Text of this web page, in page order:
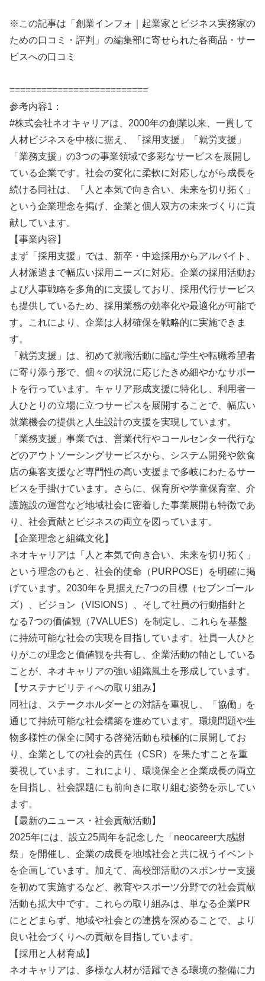
※この記事は「創業インフォ｜起業家とビジネス実務家の
ための口コミ・評判」の編集部に寄せられた各商品・サー
ビスへの口コミ
==========================
参考内容1：
#株式会社ネオキャリアは、2000年の創業以来、一貫して
人材ビジネスを中核に据え、「採用支援」「就労支援」
「業務支援」の3つの事業領域で多彩なサービスを展開し
ている企業です。社会の変化に柔軟に対応しながら成長を
続ける同社は、「人と本気で向き合い、未来を切り拓く」
という企業理念を掲げ、企業と個人双方の未来づくりに貢
献しています。
【事業内容】
まず「採用支援」では、新卒・中途採用からアルバイト、
人材派遣まで幅広い採用ニーズに対応。企業の採用活動お
よび人事戦略を多角的に支援しており、採用代行サービス
も提供しているため、採用業務の効率化や最適化が可能で
す。これにより、企業は人材確保を戦略的に実施できま
す。
「就労支援」は、初めて就職活動に臨む学生や転職希望者
に寄り添う形で、個々の状況に応じたきめ細やかなサポー
トを行っています。キャリア形成支援に特化し、利用者一
人ひとりの立場に立つサービスを展開することで、幅広い
就業機会の提供と人生設計の支援を実現しています。
「業務支援」事業では、営業代行やコールセンター代行な
どのアウトソーシングサービスから、システム開発や飲食
店の集客支援など専門性の高い支援まで多岐にわたるサー
ビスを手掛けています。さらに、保育所や学童保育室、介
護施設の運営など地域社会に密着した事業展開も特徴であ
り、社会貢献とビジネスの両立を図っています。
【企業理念と組織文化】
ネオキャリアは「人と本気で向き合い、未来を切り拓く」
という理念のもと、社会的使命（PURPOSE）を明確に掲
げています。2030年を見据えた7つの目標（セブンゴール
ズ）、ビジョン（VISIONS）、そして社員の行動指針と
なる7つの価値観（7VALUES）を制定し、これらを基盤
に持続可能な社会の実現を目指しています。社員一人ひと
りがこの理念と価値観を共有し、企業活動の軸としている
ことが、ネオキャリアの強い組織風土を形成しています。
【サステナビリティへの取り組み】
同社は、ステークホルダーとの対話を重視し、「協働」を
通じて持続可能な社会構築を進めています。環境問題や生
物多様性の保全に関する啓発活動も積極的に展開してお
り、企業としての社会的責任（CSR）を果たすことを重
要視しています。これにより、環境保全と企業成長の両立
を目指し、社会課題にも前向きに取り組む姿勢を示してい
ます。
【最新のニュース・社会貢献活動】
2025年には、設立25周年を記念した「neocareer大感謝
祭」を開催し、企業の成長を地域社会と共に祝うイベント
を企画しています。加えて、高校部活動のスポンサー支援
を初めて実施するなど、教育やスポーツ分野での社会貢献
活動も拡大中です。これらの取り組みは、単なる企業PR
にとどまらず、地域や社会との連携を深めることで、より
良い社会づくりへの貢献を目指しています。
【採用と人材育成】
ネオキャリアは、多様な人材が活躍できる環境の整備に力